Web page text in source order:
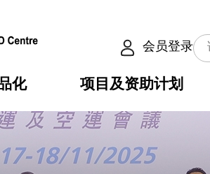
会员登录
化
术
项目及资助计划